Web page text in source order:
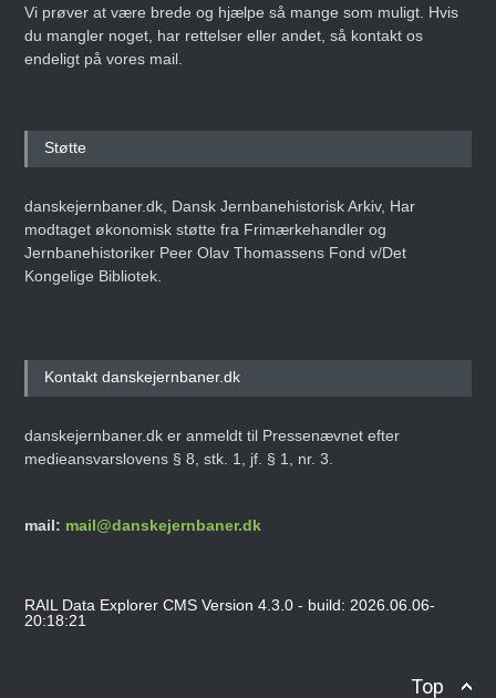
Vi prøver at være brede og hjælpe så mange som muligt. Hvis
du mangler noget, har rettelser eller andet, så kontakt os
endeligt på vores mail.
Støtte
danskejernbaner.dk, Dansk Jernbanehistorisk Arkiv, Har
modtaget økonomisk støtte fra Frimærkehandler og
Jernbanehistoriker Peer Olav Thomassens Fond v/Det
Kongelige Bibliotek.
Kontakt danskejernbaner.dk
danskejernbaner.dk er anmeldt til Pressenævnet efter
medieansvarslovens § 8, stk. 1, jf. § 1, nr. 3.
mail: mail@danskejernbaner.dk
RAIL Data Explorer CMS Version 4.3.0 - build: 2026.06.06-
20:18:21
Top